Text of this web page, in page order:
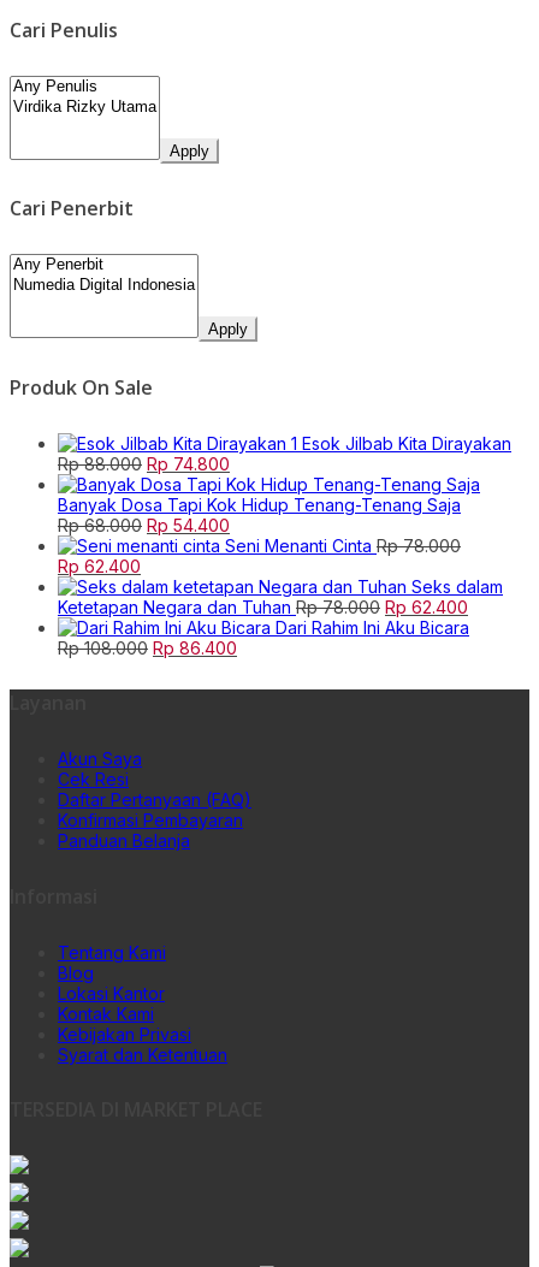
Cari Penulis
Apply
Cari Penerbit
Apply
Produk On Sale
Esok Jilbab Kita Dirayakan
Rp88.000 Original
price
was:
Rp 88.000.
Rp 74.800
price
is:
Banyak Dosa Tapi Kok Hidup Tenang-Tenang Saja
Rp68.000 Original
price
Rp 68.000.
Rp 54.400
price
Rp 54.400.
Seni Menanti Cinta Rp78.000
Original
price
was:
Rp 78.000.
Rp 62.400
price
is:
Rp 62.400.
Seks dalam
Ketetapan Negara dan Tuhan Rp78.000 Original
price
Rp 62.400
price
Dari Rahim Ini Aku Bicara
Rp108.000 Original
was:
Rp 86.400
is:
Akun Saya
Cek Resi
Daftar Pertanyaan (FAQ)
Konfirmasi Pembayaran
Panduan Belanja
Tentang Kami
Blog
Lokasi Kantor
Kontak Kami
Kebijakan Privasi
Syarat dan Ketentuan